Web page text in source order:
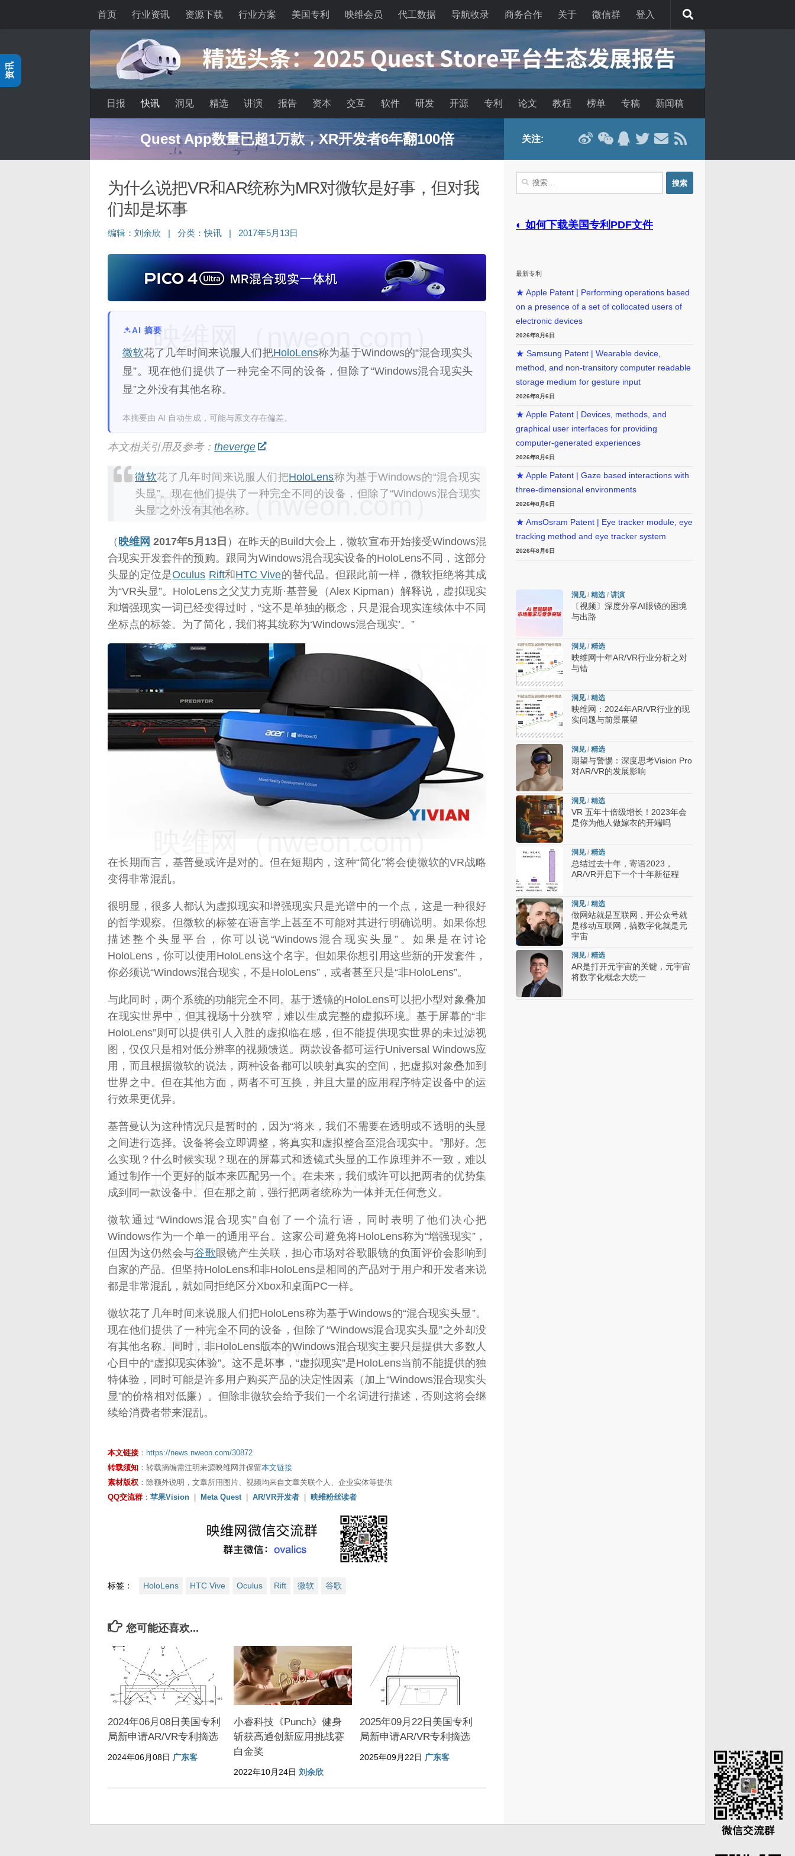
首页 行业资讯 资源下载 行业方案 美国专利 映维会员 代工数据 导航收录 商务合作 关于 微信群 登入
日报 快讯 洞见 精选 讲演 报告 资本 交互 软件 研发 开源 专利 论文 教程 榜单 专稿 新闻稿
深度分享：AI智能眼镜的现实困境与严峻出路
为什么说把VR和AR统称为MR对微软是好事，但对我
们却是坏事
编辑： 刘余欣 分类：快讯 2017年5月13日
AI 摘要
微软花了几年时间来说服人们把HoloLens称为基于Windows的“混合现实头
显”。现在他们提供了一种完全不同的设备，但除了“Windows混合现实头
显”之外没有其他名称。
本摘要由 AI 自动生成，可能与原文存在偏差。
本文相关引用及参考： theverge
微软花了几年时间来说服人们把HoloLens称为基于Windows的“混合现实
头显”。现在他们提供了一种完全不同的设备，但除了“Windows混合现实
头显”之外没有其他名称。
（ 映维网 2017年5月13日 ）在昨天的Build大会上，微软宣布开始接受Windows混
合现实开发套件的预购。跟同为Windows混合现实设备的HoloLens不同，这部分
头显的定位是Oculus Rift和HTC Vive的替代品。但跟此前一样，微软拒绝将其成
为“VR头显”。HoloLens之父艾力克斯·基普曼（Alex Kipman）解释说，虚拟现实
和增强现实一词已经变得过时，“这不是单独的概念，只是混合现实连续体中不同
坐标点的标签。为了简化，我们将其统称为‘Windows混合现实’。”
在长期而言，基普曼或许是对的。但在短期内，这种“简化”将会使微软的VR战略
变得非常混乱。
很明显，很多人都认为虚拟现实和增强现实只是光谱中的一个点，这是一种很好
的哲学观察。但微软的标签在语言学上甚至不可能对其进行明确说明。如果你想
描述整个头显平台，你可以说“Windows混合现实头显”。如果是在讨论
HoloLens，你可以使用HoloLens这个名字。但如果你想引用这些新的开发套件，
你必须说“Windows混合现实，不是HoloLens”，或者甚至只是“非HoloLens”。
与此同时，两个系统的功能完全不同。基于透镜的HoloLens可以把小型对象叠加
在现实世界中，但其视场十分狭窄，难以生成完整的虚拟环境。基于屏幕的“非
HoloLens”则可以提供引人入胜的虚拟临在感，但不能提供现实世界的未过滤视
图，仅仅只是相对低分辨率的视频馈送。两款设备都可运行Universal Windows应
用，而且根据微软的说法，两种设备都可以映射真实的空间，把虚拟对象叠加到
世界之中。但在其他方面，两者不可互换，并且大量的应用程序特定设备中的运
行效果更优异。
基普曼认为这种情况只是暂时的，因为“将来，我们不需要在透明或不透明的头显
之间进行选择。设备将会立即调整，将真实和虚拟整合至混合现实中。”那好。怎
么实现？什么时候实现？现在的屏幕式和透镜式头显的工作原理并不一致，难以
通过制作一个更好的版本来匹配另一个。在未来，我们或许可以把两者的优势集
成到同一款设备中。但在那之前，强行把两者统称为一体并无任何意义。
微软通过“Windows混合现实”自创了一个流行语，同时表明了他们决心把
Windows作为一个单一的通用平台。这家公司避免将HoloLens称为“增强现实”，
但因为这仍然会与谷歌眼镜产生关联，担心市场对谷歌眼镜的负面评价会影响到
自家的产品。但坚持HoloLens和非HoloLens是相同的产品对于用户和开发者来说
都是非常混乱，就如同拒绝区分Xbox和桌面PC一样。
微软花了几年时间来说服人们把HoloLens称为基于Windows的“混合现实头显”。
现在他们提供了一种完全不同的设备，但除了“Windows混合现实头显”之外却没
有其他名称。同时，非HoloLens版本的Windows混合现实主要只是提供大多数人
心目中的“虚拟现实体验”。这不是坏事，“虚拟现实”是HoloLens当前不能提供的独
特体验，同时可能是许多用户购买产品的决定性因素（加上“Windows混合现实头
显”的价格相对低廉）。但除非微软会给予我们一个名词进行描述，否则这将会继
续给消费者带来混乱。
映维网（nweon.com）
映维网（nweon.com）
映维网（nweon.com）
映维网（nweon.com）
映维网（nweon.com）
映维网（nweon.com）
映维网（nweon.com）
本文链接 ： https://news.nweon.com/30872
转载须知 ：转载摘编需注明来源映维网并保留本文链接
素材版权 ：除额外说明，文章所用图片、视频均来自文章关联个人、企业实体等提供
QQ交流群 ： 苹果Vision | Meta Quest | AR/VR开发者 | 映维粉丝读者
标签： HoloLens HTC Vive Oculus Rift 微软 谷歌
您可能还喜欢...
2024年06月08日美国专利
局新申请AR/VR专利摘选
2024年06月08日 广东客
小睿科技《Punch》健身
斩获高通创新应用挑战赛
白金奖
2022年10月24日 刘余欣
2025年09月22日美国专利
局新申请AR/VR专利摘选
2025年09月22日 广东客
关注:
搜
索：
◐ 如何下载美国专利PDF文件
最新专利
★ Apple Patent | Performing operations based
on a presence of a set of collocated users of
electronic devices
2026年8月6日
★ Samsung Patent | Wearable device,
method, and non-transitory computer readable
storage medium for gesture input
2026年8月6日
★ Apple Patent | Devices, methods, and
graphical user interfaces for providing
computer-generated experiences
2026年8月6日
★ Apple Patent | Gaze based interactions with
three-dimensional environments
2026年8月6日
★ AmsOsram Patent | Eye tracker module, eye
tracking method and eye tracker system
2026年8月6日
洞见/ 精选 / 讲演
〔视频〕深度分享AI眼镜的困境
与出路
洞见/ 精选
映维网十年AR/VR行业分析之对
与错
洞见/ 精选
映维网：2024年AR/VR行业的现
实问题与前景展望
洞见/ 精选
期望与警惕：深度思考Vision Pro
对AR/VR的发展影响
洞见/ 精选
VR 五年十倍级增长！2023年会
是你为他人做嫁衣的开端吗
洞见/ 精选
总结过去十年，寄语2023，
AR/VR开启下一个十年新征程
洞见/ 精选
做网站就是互联网，开公众号就
是移动互联网，搞数字化就是元
宇宙
洞见/ 精选
AR是打开元宇宙的关键，元宇宙
将数字化概念大统一
资讯